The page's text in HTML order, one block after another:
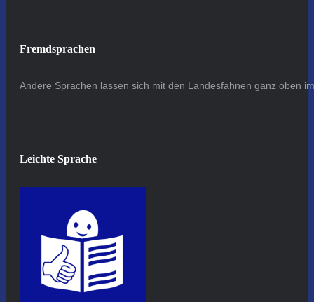
Fremdsprachen
Andere Sprachen lassen sich mit den Landesfahnen ganz oben
Leichte Sprache